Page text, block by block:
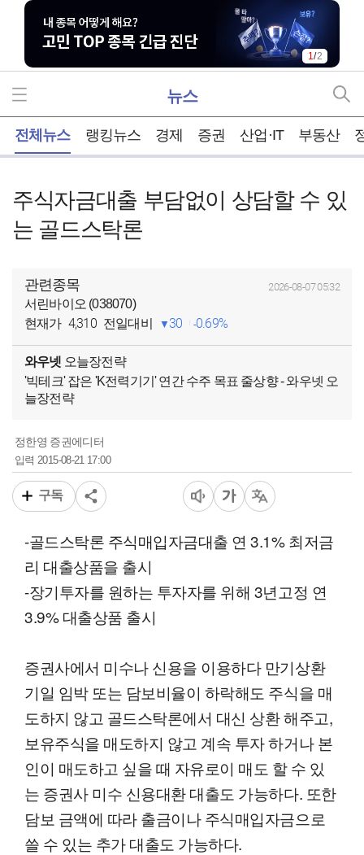
1/2
뉴스
전체뉴스 랭킹뉴스 경제 증권 산업·IT 부동산
주식자금대출 부담없이 상담할 수 있
는 골드스탁론
관련종목 2026-08-07 05:32
서린바이오 (038070)
현재가 4,310 전일대비 30 0.69%
와우넷 오늘장전략
'빅테크' 잡은 'K전력기기' 연간 수주 목표 줄상향 - 와우넷 오
늘장전략
정한영 증권에디터
입력 2015-08-21 17:00
구독
-골드스탁론 주식매입자금대출 연 3.1% 최저금
리 대출상품을 출시
-장기투자를 원하는 투자자를 위해 3년고정 연
3.9% 대출상품 출시
증권사에서 미수나 신용을 이용하다 만기상환
기일 임박 또는 담보비율이 하락해도 주식을 매
도하지 않고 골드스탁론에서 대신 상환 해주고,
보유주식을 매도하지 않고 계속 투자 하거나 본
인이 매도하고 싶을 때 자유로이 매도 할 수 있
는 증권사 미수 신용대환 대출도 가능하다. 또한
담보 금액에 따라 출금이나 주식매입자금으로
쓸 수 있는 추가 대출도 가능하다.